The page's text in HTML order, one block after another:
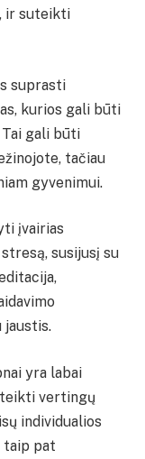
ir suteikti
suprasti
kurios gali būti
gali būti
tačiau
gyvenimui.
įvairias
susijusį su
jaustis.
yra labai
vertingų
individualios
taip pat